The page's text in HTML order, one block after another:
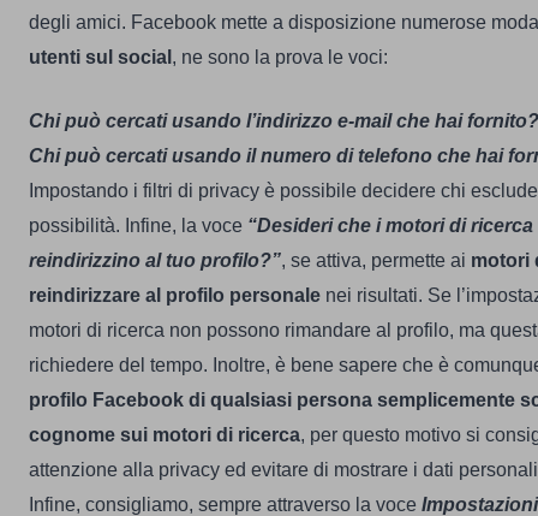
degli amici. Facebook mette a disposizione numerose
utenti sul social , ne sono la prova le voci:
Chi può cercati usando l’indirizzo e-mail che hai fornito?
Chi può cercati usando il numero di telefono che hai
Impostando i filtri di privacy è possibile decidere chi
possibilità. Infine, la voce “Desideri che i motori di
reindirizzino al tuo profilo?”, se attiva, permette ai motori
reindirizzare al profilo personale nei risultati. Se
motori di ricerca non possono rimandare al profilo, ma
richiedere del tempo. Inoltre, è bene sapere che è
profilo Facebook di qualsiasi persona semplicemente
cognome sui motori di ricerca, per questo motivo si
attenzione alla privacy ed evitare di mostrare i dati
Infine, consigliamo, sempre attraverso la voce Impostazioni